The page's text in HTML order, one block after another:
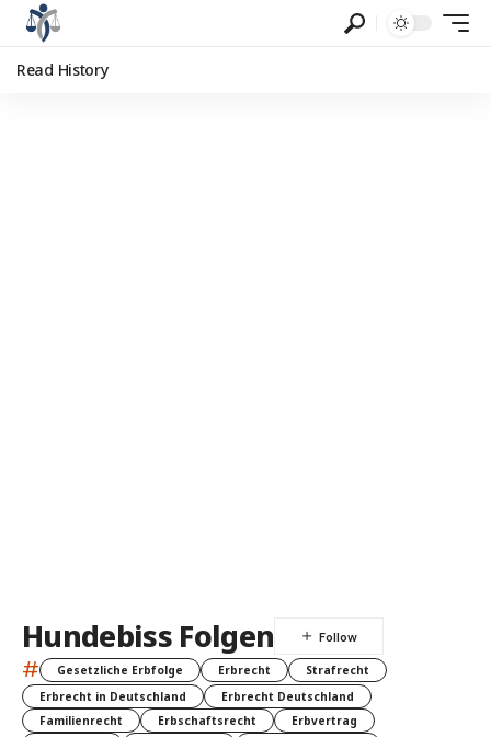
Read History
Hundebiss Folgen
# Gesetzliche Erbfolge Erbrecht
Strafrecht
Erbrecht in Deutschland
Erbrecht Deutschland
Familienrecht
Erbschaftsrecht
Erbvertrag